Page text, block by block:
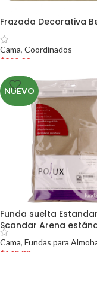
Frazada Decorativa
Cama, Coordinados
$399.00
NUEVO
Funda suelta Estandar
Scandar Arena
Cama, Fundas para
$149.00